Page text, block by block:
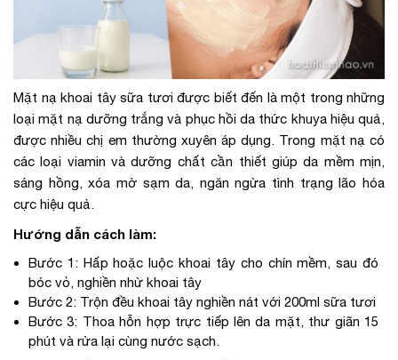
Mặt nạ khoai tây sữa tươi được biết đến là một trong những
loại mặt nạ dưỡng trắng và phục hồi da thức khuya hiệu quả,
được nhiều chị em thường xuyên áp dụng. Trong mặt nạ có
các loại viamin và dưỡng chất cần thiết giúp da mềm mịn,
sáng hồng, xóa mờ sạm da, ngăn ngừa tình trạng lão hóa
cực hiệu quả.
Hướng dẫn cách làm:
Bước 1: Hấp hoặc luộc khoai tây cho chín mềm, sau đó
bóc vỏ, nghiền nhừ khoai tây
Bước 2: Trộn đều khoai tây nghiền nát với 200ml sữa tươi
Bước 3: Thoa hỗn hợp trực tiếp lên da mặt, thư giãn 15
phút và rửa lại cùng nước sạch.